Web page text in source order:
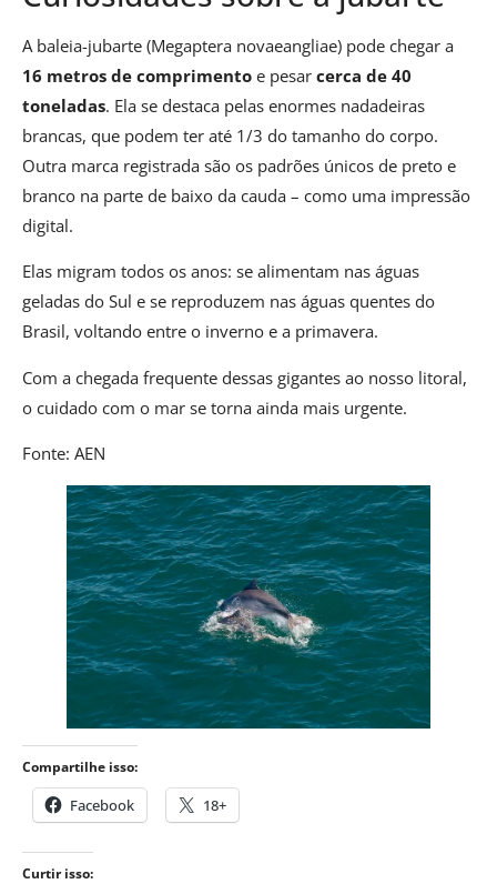
A baleia-jubarte (Megaptera novaeangliae) pode chegar a
16 metros de comprimento e pesar cerca de 40
toneladas. Ela se destaca pelas enormes nadadeiras
brancas, que podem ter até 1/3 do tamanho do corpo.
Outra marca registrada são os padrões únicos de preto e
branco na parte de baixo da cauda – como uma impressão
digital.
Elas migram todos os anos: se alimentam nas águas
geladas do Sul e se reproduzem nas águas quentes do
Brasil, voltando entre o inverno e a primavera.
Com a chegada frequente dessas gigantes ao nosso litoral,
o cuidado com o mar se torna ainda mais urgente.
Fonte: AEN
Compartilhe isso:
Facebook 18+
Curtir isso: